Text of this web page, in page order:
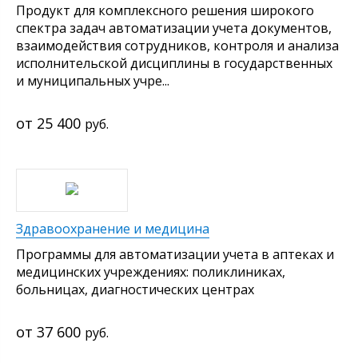
Продукт для комплексного решения широкого
спектра задач автоматизации учета документов,
взаимодействия сотрудников, контроля и анализа
исполнительской дисциплины в государственных
и муниципальных учре...
25 400 руб.
Здравоохранение и медицина
Программы для автоматизации учета в аптеках и
медицинских учреждениях: поликлиниках,
больницах, диагностических центрах
37 600 руб.